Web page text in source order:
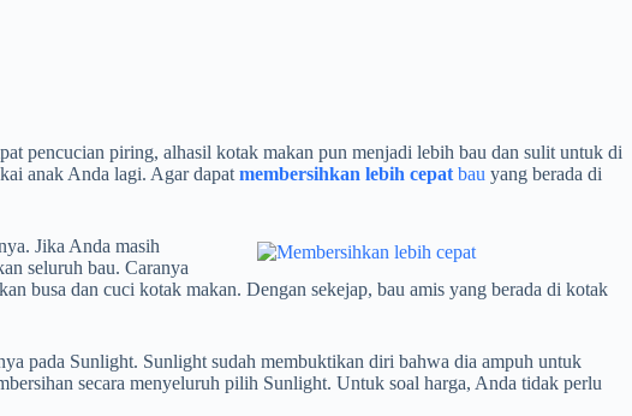
pencucian piring, alhasil kotak makan pun menjadi lebih bau dan sulit untuk di
anak Anda lagi. Agar dapat membersihkan lebih cepat bau yang berada di
Jika Anda masih
seluruh bau. Caranya
busa dan cuci kotak makan. Dengan sekejap, bau amis yang berada di kotak
pada Sunlight. Sunlight sudah membuktikan diri bahwa dia ampuh untuk
secara menyeluruh pilih Sunlight. Untuk soal harga, Anda tidak perlu